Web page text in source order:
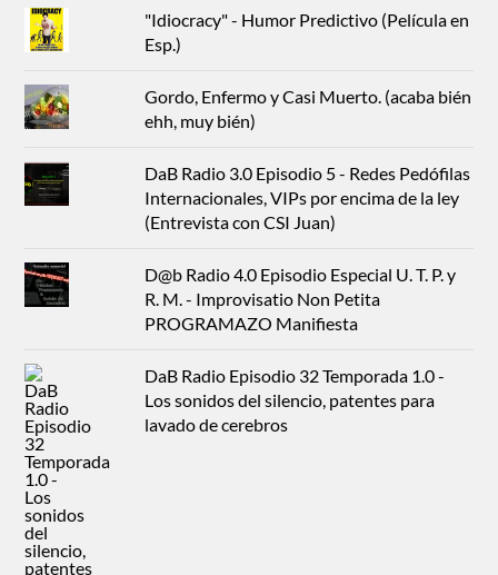
"Idiocracy" - Humor Predictivo (Película en
Esp.)
Gordo, Enfermo y Casi Muerto. (acaba bién
ehh, muy bién)
DaB Radio 3.0 Episodio 5 - Redes Pedófilas
Internacionales, VIPs por encima de la ley
(Entrevista con CSI Juan)
D@b Radio 4.0 Episodio Especial U. T. P. y
R. M. - Improvisatio Non Petita
PROGRAMAZO Manifiesta
DaB Radio Episodio 32 Temporada 1.0 -
Los sonidos del silencio, patentes para
lavado de cerebros